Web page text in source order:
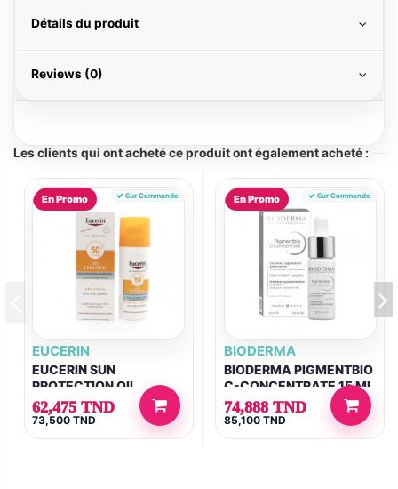
Détails du produit
Reviews (0)
Les clients qui ont acheté ce produit ont également acheté :
En Promo Sur Commande
EUCERIN
EUCERIN SUN
PROTECTION OIL
CONTROL GEL CREME
SPF 50+ 50ML
62,475 TND
73,500 TND
En Promo Sur Commande
BIODERMA
BIODERMA PIGMENTBIO
C-CONCENTRATE 15 ML
74,888 TND
85,100 TND